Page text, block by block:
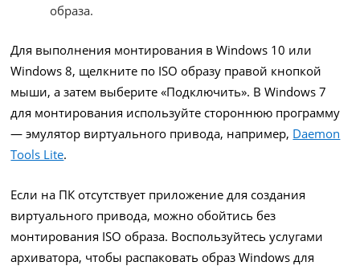
образа.
Для выполнения монтирования в Windows 10 или
Windows 8, щелкните по ISO образу правой кнопкой
мыши, а затем выберите «Подключить». В Windows 7
для монтирования используйте стороннюю программу
— эмулятор виртуального привода, например, Daemon
Tools Lite.
Если на ПК отсутствует приложение для создания
виртуального привода, можно обойтись без
монтирования ISO образа. Воспользуйтесь услугами
архиватора, чтобы распаковать образ Windows для